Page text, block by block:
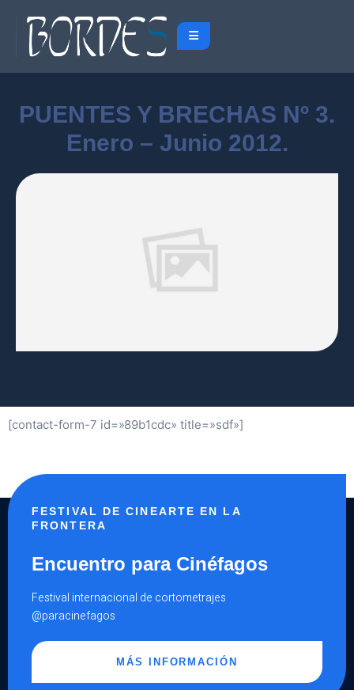
PUENTES Y BRECHAS Nº 3.
Enero – Junio 2012.
[contact-form-7 id=»89b1cdc» title=»sdf»]
FESTIVAL DE CINEARTE EN LA
FRONTERA
Encuentro para Cinéfagos
Festival internacional de cortometrajes
@paracinefagos
MÁS INFORMACIÓN